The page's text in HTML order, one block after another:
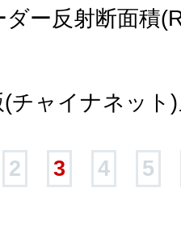
ー反射断面積
(チャイナネッ
2 3 4 5